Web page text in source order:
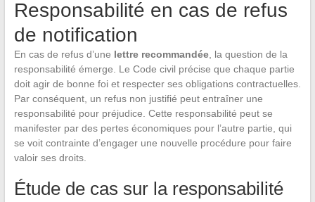
Responsabilité en cas de refus
de notification
En cas de refus d’une lettre recommandée, la question de la
responsabilité émerge. Le Code civil précise que chaque partie
doit agir de bonne foi et respecter ses obligations contractuelles.
Par conséquent, un refus non justifié peut entraîner une
responsabilité pour préjudice. Cette responsabilité peut se
manifester par des pertes économiques pour l’autre partie, qui
se voit contrainte d’engager une nouvelle procédure pour faire
valoir ses droits.
Étude de cas sur la responsabilité